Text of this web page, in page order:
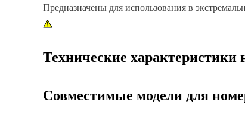
Предназначены для использования в
Технические характеристики
Совместимые модели для